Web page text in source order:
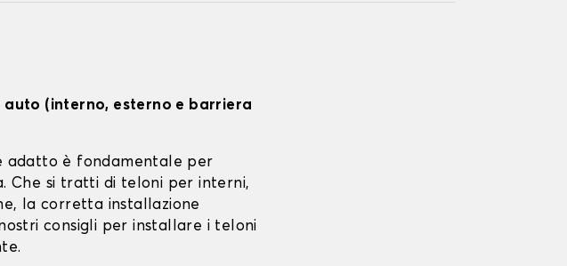
(interno, esterno e barriera
adatto è fondamentale per
Che si tratti di teloni per interni,
la corretta installazione
consigli per installare i teloni